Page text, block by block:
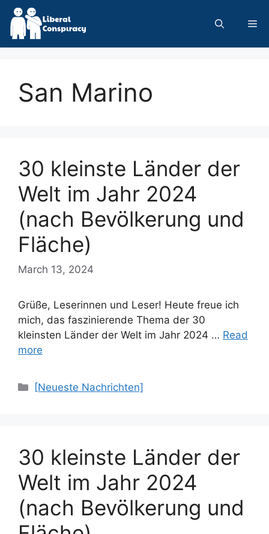
Skip
content
San Marino
30 kleinste Länder der
Welt im Jahr 2024
(nach Bevölkerung und
Fläche)
March 13, 2024
Grüße, Leserinnen und Leser! Heute freue ich
mich, das faszinierende Thema der 30
kleinsten Länder der Welt im Jahr 2024 … Read
more
Categories
[Neueste Nachrichten]
30 kleinste Länder der
Welt im Jahr 2024
(nach Bevölkerung und